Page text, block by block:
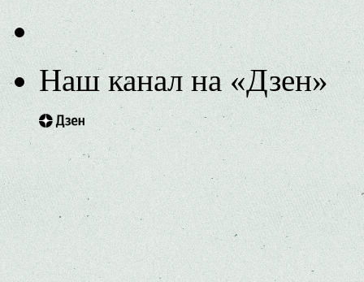
Наш канал на «Дзен»